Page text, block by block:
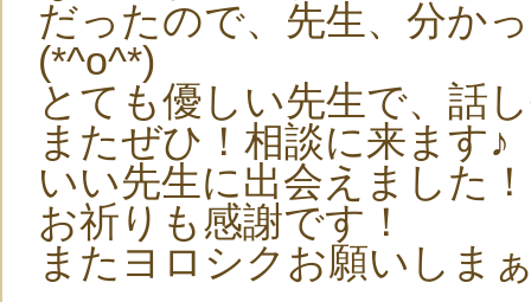
だったので、先生、分か
(*^o^*)
とても優しい先生で、話
またぜひ！相談に来ます♪
いい先生に出会えました！
お祈りも感謝です！
またヨロシクお願いしま